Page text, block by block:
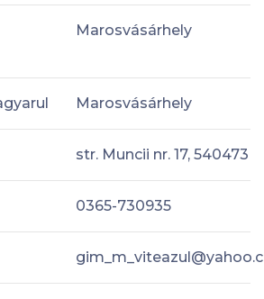
Marosvásárhely
Marosvásárhely
str. Muncii nr. 17, 540473
0365-730935